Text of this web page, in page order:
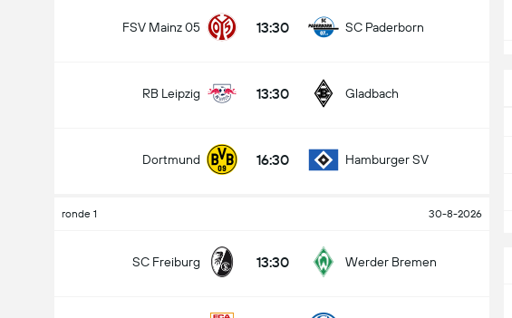
FSV Mainz 05 13:30 SC Paderborn
RB Leipzig 13:30 Gladbach
Dortmund 16:30 Hamburger SV
ronde 1 30-8-2026
SC Freiburg 13:30 Werder Bremen